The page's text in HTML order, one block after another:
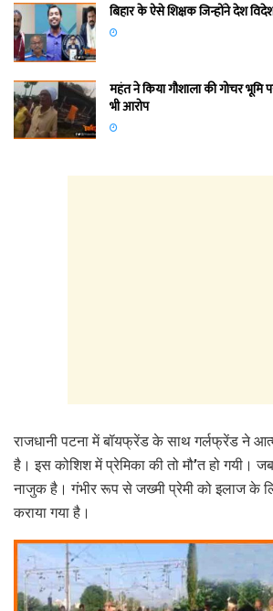
बिहार के ऐसे शिक्षक जिन्होंने देश
महंत ने किया गौशाला की गोचर भूमि
भी आरोप
राजधानी पटना में बॉयफ्रेंड के साथ गर्लफ्रेंड ने
है। इस कोशिश में प्रेमिका की तो मौ’त हो गयी।
नाजुक है। गंभीर रूप से जख्मी प्रेमी को इलाज के
कराया गया है।